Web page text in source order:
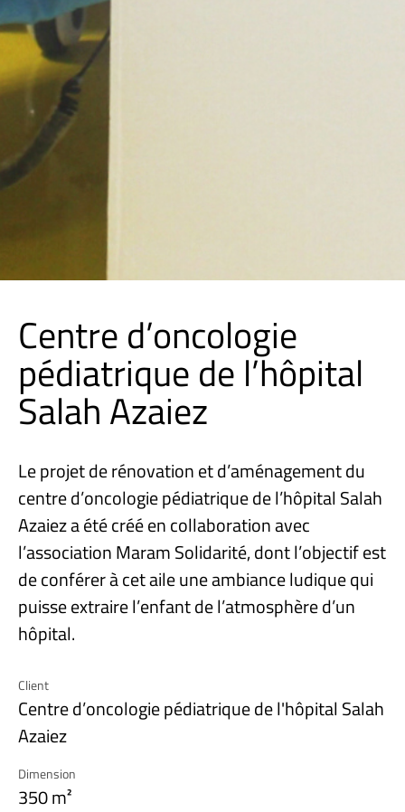
Client
Centre d’oncologie pédiatrique de l'hôpital Salah
Azaiez
Dimension
350 m²
Centre d’oncologie
pédiatrique de l’hôpital
Salah Azaiez
Le projet de rénovation et d’aménagement du
centre d’oncologie pédiatrique de l’hôpital Salah
Azaiez a été créé en collaboration avec
l’association Maram Solidarité, dont l’objectif est
de conférer à cet aile une ambiance ludique qui
puisse extraire l’enfant de l’atmosphère d’un
hôpital.